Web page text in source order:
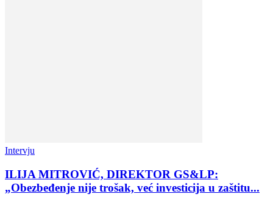
Intervju
ILIJA MITROVIĆ, DIREKTOR GS&LP:
„Obezbeđenje nije trošak, već investicija u zaštitu...